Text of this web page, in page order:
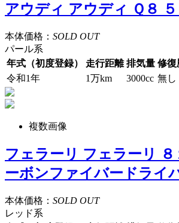
アウディ アウディ Ｑ８
本体価格： SOLD OUT
パール系
年式（初度登録）
走行距離 排気量 修復
令和1年
1万km 3000cc 無し
複数画像
フェラーリ フェラーリ
ーボンファイバードライ
本体価格： SOLD OUT
レッド系